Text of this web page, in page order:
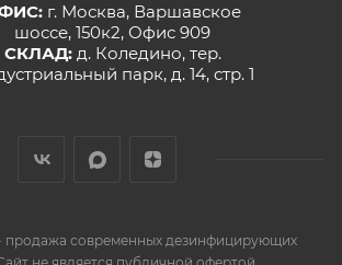
г. Москва, Варшавское
шоссе, 150к2, Офис 909
СКЛАД: д. Коледино, тер.
парк, д. 14, стр. 1
продажа современных дезинфицирующих